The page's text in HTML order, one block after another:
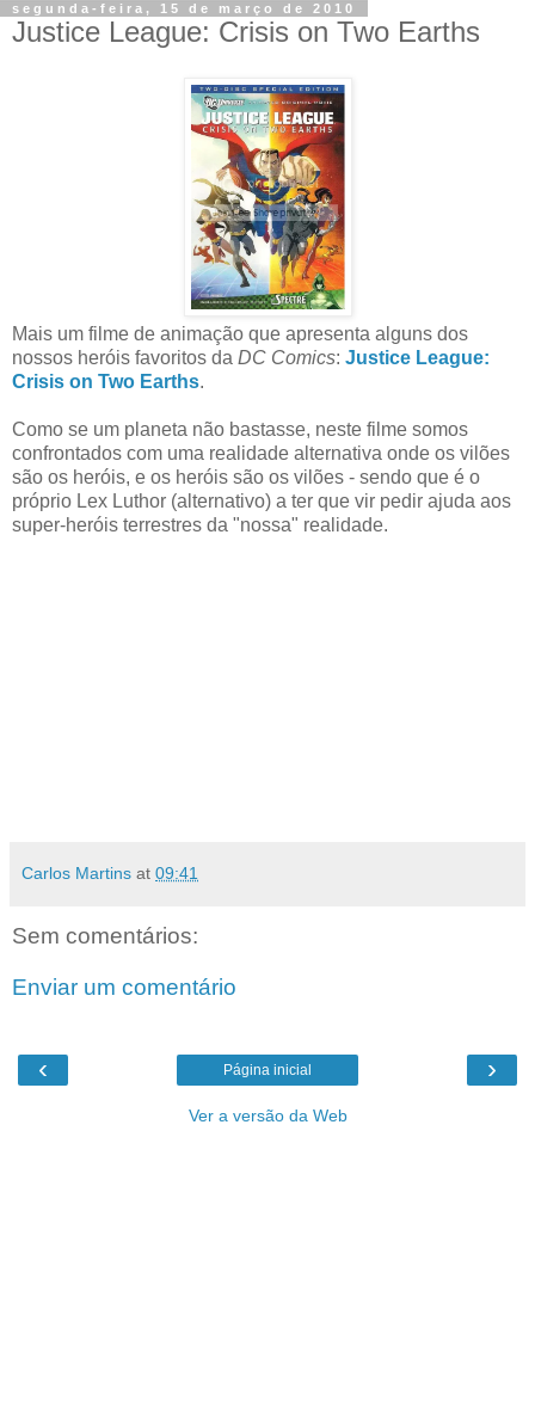
segunda-feira, 15 de março de 2010
Justice League: Crisis on Two Earths
Mais um filme de animação que apresenta alguns dos
nossos heróis favoritos da DC Comics: Justice League:
Crisis on Two Earths.
Como se um planeta não bastasse, neste filme somos
confrontados com uma realidade alternativa onde os vilões
são os heróis, e os heróis são os vilões - sendo que é o
próprio Lex Luthor (alternativo) a ter que vir pedir ajuda aos
super-heróis terrestres da "nossa" realidade.
Carlos Martins at 09:41
Sem comentários:
Enviar um comentário
‹ ›
Página inicial
Ver a versão da Web